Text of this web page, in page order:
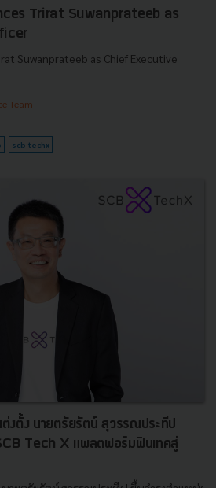
Trirat Suwanprateeb as
Suwanprateeb as Chief Executive
Team
scb-techx
งตั้ง นายตรัยรัตน์ สุวรรณประทีป
Tech X แพลตฟอร์มฟินเทคสู่